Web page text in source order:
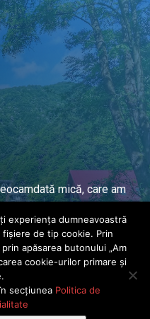
mică, care am
națională de mai mulți
rezervate · Dezvoltat de
FX
experiența dumneavoastră
de tip cookie. Prin
apăsarea butonului „Am
cookie-urilor primare și
secțiunea Politica de